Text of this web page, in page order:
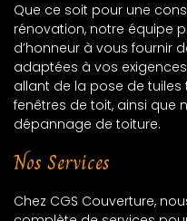
Que ce soit pour une
rénovation, notre équipe
d’honneur à vous fournir
adaptées à vos
allant de la pose de tuiles
fenêtres de toit, ainsi que
dépannage de toiture.
Nos Services
Chez CGS Couverture,